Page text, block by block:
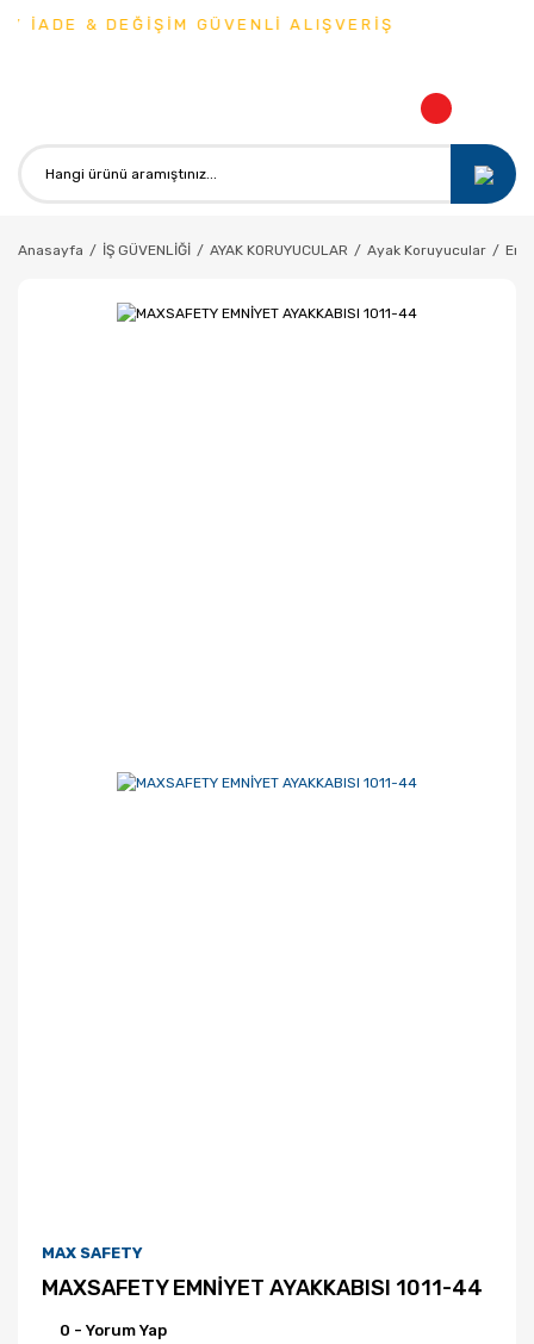
İADE & DEĞİŞİM GÜVENLİ ALIŞVERİŞ
Anasayfa İŞ GÜVENLİĞİ AYAK KORUYUCULAR Ayak Koruyucular
MAX SAFETY
MAXSAFETY EMNİYET AYAKKABISI 1011-44
0 - Yorum Yap